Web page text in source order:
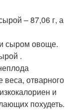
– 87,06 г, а
сыром овоще.
.
веса, отварного
и
похудеть.